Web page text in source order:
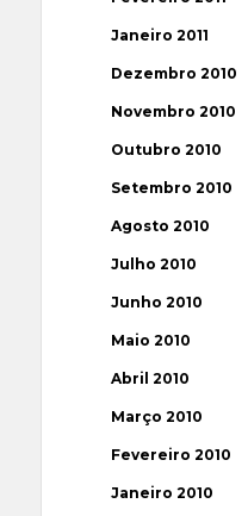
Janeiro 2011
Dezembro 2010
Novembro 2010
Outubro 2010
Setembro 2010
Agosto 2010
Julho 2010
Junho 2010
Maio 2010
Abril 2010
Março 2010
Fevereiro 2010
Janeiro 2010